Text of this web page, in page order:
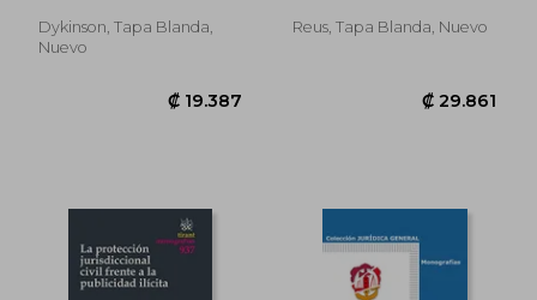
Dykinson, Tapa Blanda,
Nuevo
(Jurídica General-
Reus, Tapa Blanda, Nuevo